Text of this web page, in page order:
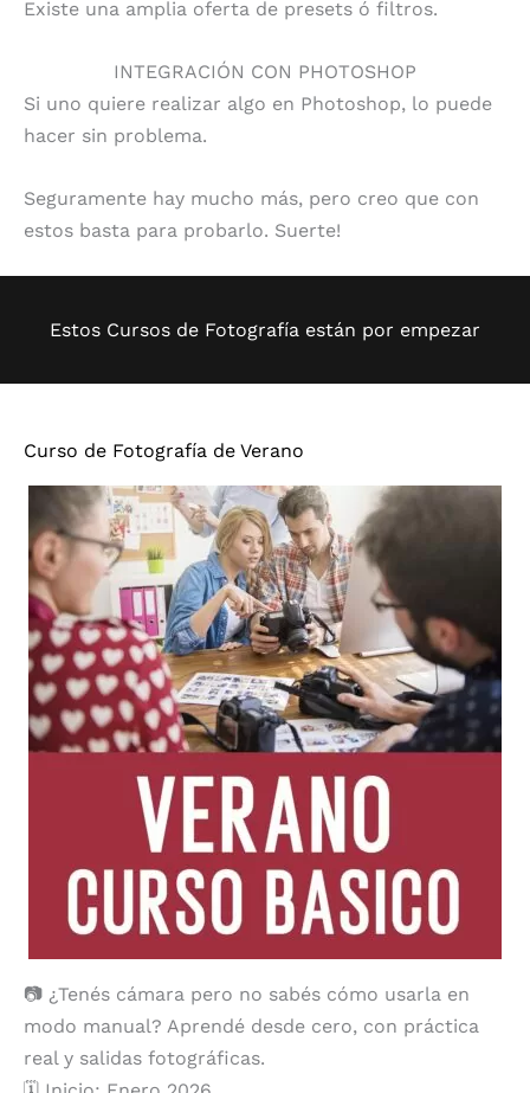
Existe una amplia oferta de presets ó filtros.
INTEGRACIÓN CON PHOTOSHOP
Si uno quiere realizar algo en Photoshop, lo puede
hacer sin problema.
Seguramente hay mucho más, pero creo que con
estos basta para probarlo. Suerte!
Estos Cursos de Fotografía están por empezar
Curso de Fotografía de Verano
📷 ¿Tenés cámara pero no sabés cómo usarla en
modo manual? Aprendé desde cero, con práctica
real y salidas fotográficas.